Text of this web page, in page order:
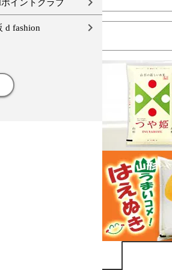
イントクラブ
d fashion